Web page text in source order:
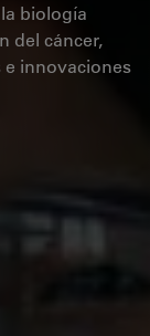
biología
del cáncer,
e innovaciones